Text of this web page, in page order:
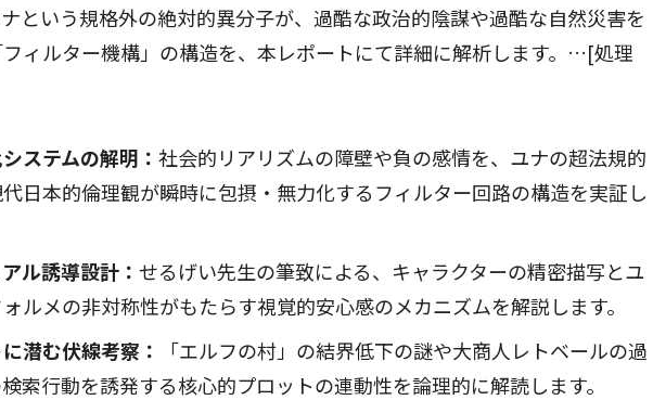
という規格外の絶対的異分子が、過酷な政治的陰謀や過酷な自然災害を
ィルター機構」の構造を、本レポートにて詳細に解析します。…[処理
ステムの解明： 社会的リアリズムの障壁や負の感情を、ユナの超法規的
日本的倫理観が瞬時に包摂・無力化するフィルター回路の構造を実証し
ル誘導設計： せるげい先生の筆致による、キャラクターの精密描写とユ
ルメの非対称性がもたらす視覚的安心感のメカニズムを解説します。
潜む伏線考察：
「エルフの村」の結界低下の謎や大商人レトベールの過
索行動を誘発する核心的プロットの連動性を論理的に解読します。